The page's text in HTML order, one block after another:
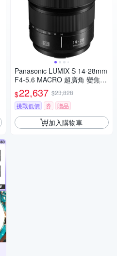
Panasonic LUMIX S 14-28mm
F4-5.6 MACRO 超廣角 變焦鏡
頭 公司貨 S-R1428
$22,637 $23,828
挑戰低價
券 贈品
加入購物車